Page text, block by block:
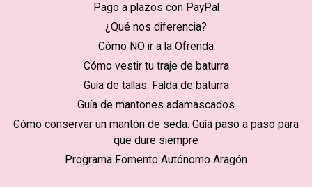
Pago a plazos con PayPal
¿Qué nos diferencia?
Cómo NO ir a la Ofrenda
Cómo vestir tu traje de baturra
Guía de tallas: Falda de baturra
Guía de mantones adamascados
Cómo conservar un mantón de seda: Guía paso a paso para
que dure siempre
Programa Fomento Autónomo Aragón